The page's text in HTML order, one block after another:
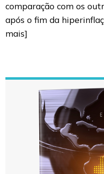
comparação com os
após o fim da
mais]